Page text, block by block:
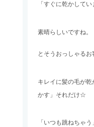
「すぐに乾かしてい
素晴らしいですね。
とそうおっしゃるお
キレイに髪の毛が
かす」それだけ☆
「いつも跳ねちゃう」